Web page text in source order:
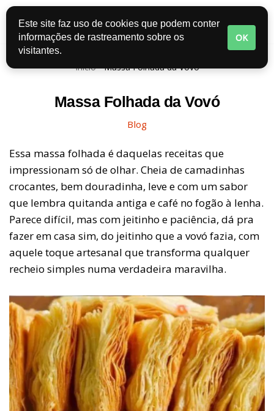
Pular
para
o
Início-Massa Folhada da Vovó
Massa Folhada da Vovó
Blog
Essa massa folhada é daquelas receitas que
impressionam só de olhar. Cheia de camadinhas
crocantes, bem douradinha, leve e com um sabor
que lembra quitanda antiga e café no fogão à lenha.
Parece difícil, mas com jeitinho e paciência, dá pra
fazer em casa sim, do jeitinho que a vovó fazia, com
aquele toque artesanal que transforma qualquer
recheio simples numa verdadeira maravilha.
Este site faz uso de cookies que podem conter
informações de rastreamento sobre os
visitantes.
OK